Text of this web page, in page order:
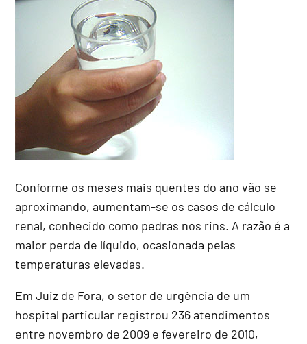
Conforme os meses mais quentes do ano vão se
aproximando, aumentam-se os casos de cálculo
renal, conhecido como pedras nos rins. A razão é a
maior perda de líquido, ocasionada pelas
temperaturas elevadas.
Em Juiz de Fora, o setor de urgência de um
hospital particular registrou 236 atendimentos
entre novembro de 2009 e fevereiro de 2010,